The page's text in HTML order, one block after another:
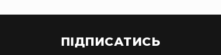
Підсилювачі
Підсилювачі
трансляційні
ПІДПИСАТИСЬ